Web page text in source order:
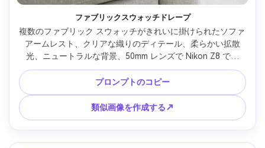
ファブリックスウォッチドレープ
複数のファブリック スウォッチがきれいに掛けられたソファ
アームレスト、クリアな織りのディテール、柔らかい拡散
光、ニュートラルな背景、50mm レンズで Nikon Z8 で撮
影、f/2.8、超リアルな商業写真、テクスチャにシャープなフ
ォーカス、微妙なシャドウ フォーロフ --ar 4:5
プロンプトのコピー
類似画像を作成する↗